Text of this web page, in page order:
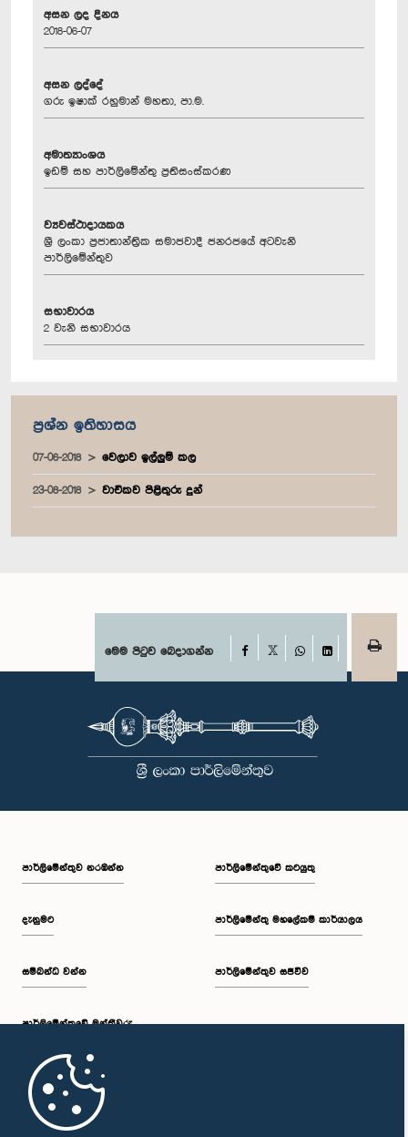
අසන ලද දිනය
2018-06-07
අසන ලද්දේ
ගරු ඉෂාක් රහුමාන් මහතා, පා.ම.
අමාත්‍යාංශය
ඉඩම් සහ පාර්ලිමේන්තු ප්‍රතිසංස්කරණ
ව්‍යවස්ථාදායකය
ශ්‍රී ලංකා ප්‍රජාතාන්ත්‍රික සමාජවාදී ජනරජයේ අටවැනි
පාර්ලිමේන්තුව
සභාවාරය
2 වැනි සභාවාරය
ප්‍රශ්න ඉතිහාසය
07-06-2018 වෙලාව ඉල්ලුම් කල
23-08-2018 වාචිකව පිළිතුරු දුන්
මෙම පිටුව බෙදාගන්න Facebook
WhatsAppLinkedIn
පාර්ලි‌මේන්තුව නරඹන්න
දැනුමට
සම්බන්ධ වන්න
පාර්ලි‌මේන්තුවේ මන්ත්‍රීවරු
මුල් පිටුව
පාර්ලිමේන්තුවේ කටයුතු
පාර්ලිමේන්තු මහලේකම් කාර්යාලය
පාර්ලිමේන්තුව සජීවීව